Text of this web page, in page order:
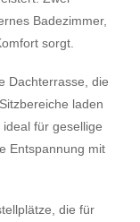
Badezimmer,
sorgt.
Dachterrasse, die
laden
für gesellige
Entspannung mit
die für